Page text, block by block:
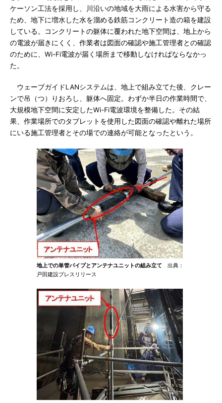
ケーソン工法を採用し、川沿いの地域を大雨による水害から守る
ため、地下に増水した水を溜める鉄筋コンクリート造の箱を建設
している。コンクリートの躯体に覆われた地下空間は、地上から
の電波が届きにくく、作業者は図面の確認や施工管理者との確認
のために、Wi-Fi電波が届く場所まで移動しなければならなかっ
た。
ウェーブガイドLANシステムは、地上で組み立てた後、クレー
ンで吊（つ）りおろし、躯体へ固定。わずか半日の作業時間で、
大規模地下空間に安定したWi-Fi電波環境を整備した。その結
果、作業場所でのタブレットを使用した図面の確認や離れた場所
にいる施工管理者とその場での連絡が可能となったという。
地上での単管パイプとアンテナユニットの組み立て 出典：
戸田建設プレスリリース